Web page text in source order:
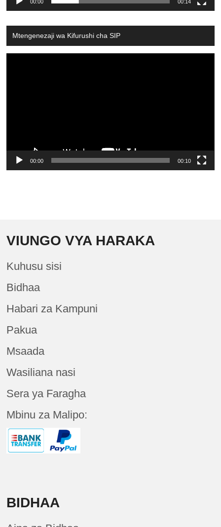
00:00 00:14
Mtengenezaji wa Kifurushi cha SIP
00:00 00:10
VIUNGO VYA HARAKA
Kuhusu sisi
Bidhaa
Habari za Kampuni
Pakua
Msaada
Wasiliana nasi
Sera ya Faragha
Mbinu za Malipo:
BIDHAA